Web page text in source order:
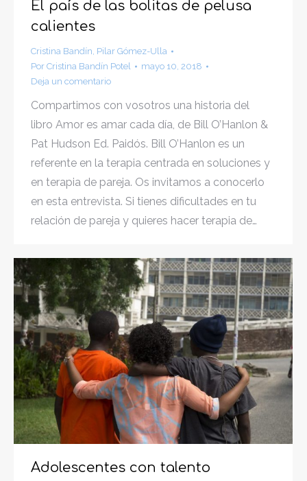
El país de las bolitas de pelusa
calientes
Cristina Bandín Pilar Gómez-Ulla
Por Cristina Bandín Potel
mayo 10, 2018
Deja un comentario
Compartimos con vosotros una historia del
libro Amor es amar cada día, de Bill O’Hanlon &
Pat Hudson Ed. Paidós. Bill O’Hanlon es un
referente en la terapia centrada en soluciones y
en terapia de pareja. Os invitamos a conocerlo
en esta entrevista. Si tienes dificultades en tu
relación de pareja y quieres hacer terapia de…
Adolescentes con talento